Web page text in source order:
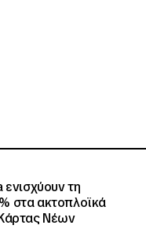
ενισχύουν τη
στα ακτοπλοϊκά
Νέων